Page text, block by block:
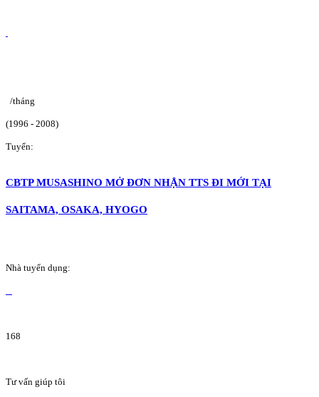
/tháng
(1996 - 2008)
Tuyển:
CBTP MUSASHINO MỞ ĐƠN NHẬN TTS ĐI MỚI TẠI
SAITAMA, OSAKA, HYOGO
Nhà tuyển dụng:
168
Tư vấn giúp tôi